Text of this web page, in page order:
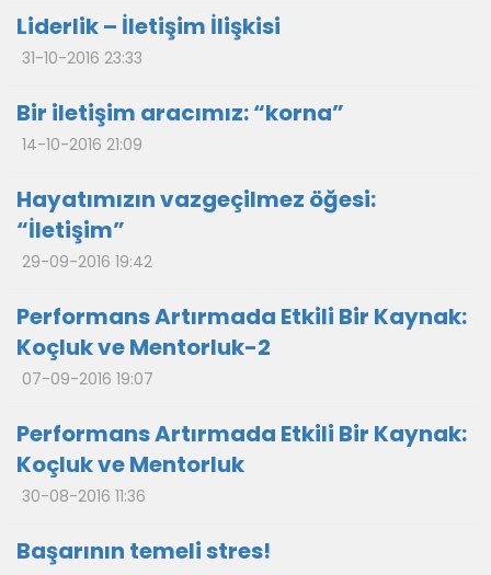
Liderlik – İletişim İlişkisi
31-10-2016 23:33
Bir iletişim aracımız: “korna”
14-10-2016 21:09
Hayatımızın vazgeçilmez öğesi:
“İletişim”
29-09-2016 19:42
Performans Artırmada Etkili Bir Kaynak:
Koçluk ve Mentorluk-2
07-09-2016 19:07
Performans Artırmada Etkili Bir Kaynak:
Koçluk ve Mentorluk
30-08-2016 11:36
Başarının temeli stres!